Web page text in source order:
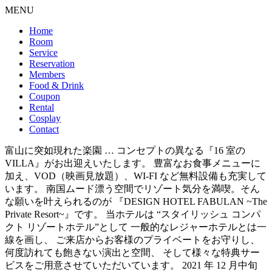
MENU
Home
Room
Service
Reservation
Members
Food & Drink
Coupon
Rental
Cosplay
Contact
富山に突如現れた楽園 … コンセプトの異なる『16 室の
VILLA』がお出迎えいたします。 豊富なお食事メニューに
加え、VOD（映画見放題）、WI-FI など無料設備も充実して
います。 南国ムード漂う空間でリゾート気分を満喫。そん
な願いを叶えられるのが 『DESIGN HOTEL FABULAN ~The
Private Resort~』です。 当ホテルは “スタイリッシュ コンパ
クト リゾートホテル”として 一般的なレジャーホテルとは一
線を画し、 ご来店からお客様のプライベートをお守りし、
何度訪れても飽きない演出と空間、 そして様々な特典サー
ビスをご用意させていただいています。 2021 年 12 月中旬